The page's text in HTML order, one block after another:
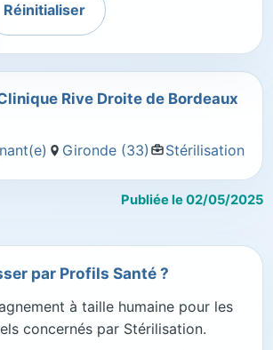
Réinitialiser
Rive Droite de Bordeaux
Gironde (33) Stérilisation
Publiée le 02/05/2025
par Profils Santé ?
à taille humaine pour les
concernés par Stérilisation.